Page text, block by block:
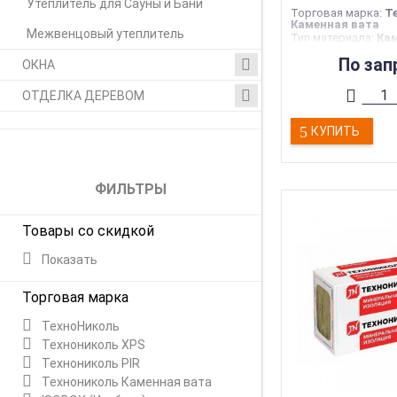
Утеплитель для Сауны и Бани
Межвенцовый утеплитель
ОКНА
ОТДЕЛКА ДЕРЕВОМ
ФИЛЬТРЫ
Товары со скидкой
Показать
Торговая марка
ТехноНиколь
Технониколь XPS
Технониколь PIR
Технониколь Каменная вата
Торговая марка:
Каменная вата
Тип материала:
Тип товара:
По
КУПИТЬ